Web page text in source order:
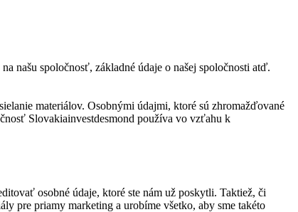
našu spoločnosť, základné údaje o našej spoločnosti atď.
materiálov. Osobnými údajmi, ktoré sú zhromažďované
Slovakiainvestdesmond používa vo vzťahu k
osobné údaje, ktoré ste nám už poskytli. Taktiež, či
pre priamy marketing a urobíme všetko, aby sme takéto